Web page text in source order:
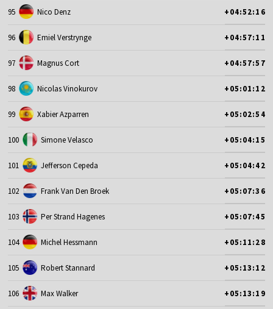
95 Nico Denz +04:52:16
96 Emiel Verstrynge +04:57:11
97 Magnus Cort +04:57:57
98 Nicolas Vinokurov +05:01:12
99 Xabier Azparren +05:02:54
100 Simone Velasco +05:04:15
101 Jefferson Cepeda +05:04:42
102 Frank Van Den Broek +05:07:36
103 Per Strand Hagenes +05:07:45
104 Michel Hessmann +05:11:28
105 Robert Stannard +05:13:12
106 Max Walker +05:13:19